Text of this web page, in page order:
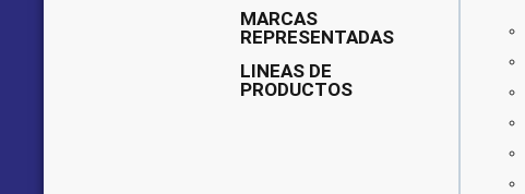
MARCAS
REPRESENTADAS
LINEAS DE
PRODUCTOS